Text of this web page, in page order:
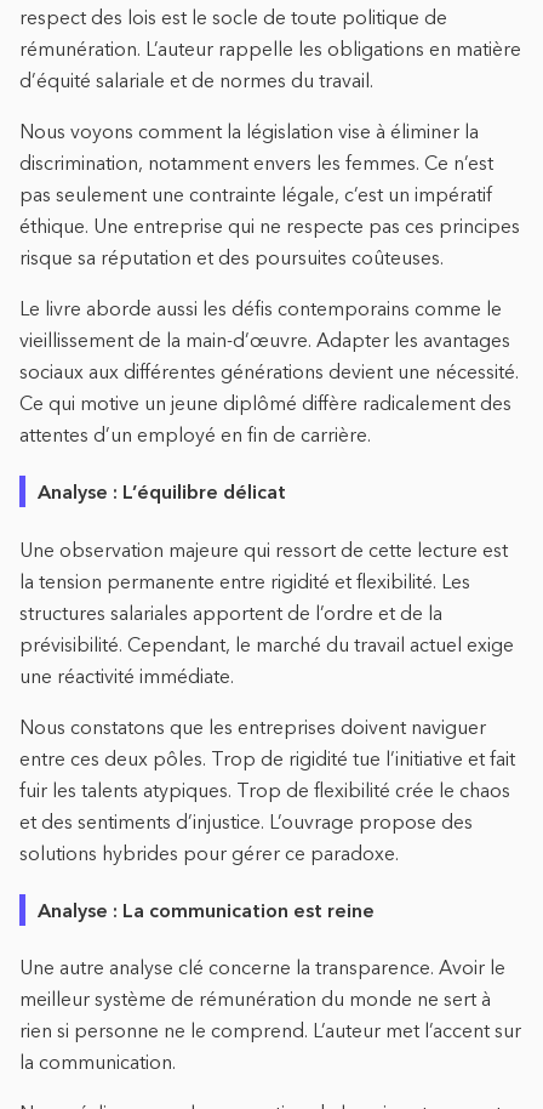
respect des lois est le socle de toute politique de
rémunération. L’auteur rappelle les obligations en matière
d’équité salariale et de normes du travail.
Nous voyons comment la législation vise à éliminer la
discrimination, notamment envers les femmes. Ce n’est
pas seulement une contrainte légale, c’est un impératif
éthique. Une entreprise qui ne respecte pas ces principes
risque sa réputation et des poursuites coûteuses.
Le livre aborde aussi les défis contemporains comme le
vieillissement de la main-d’œuvre. Adapter les avantages
sociaux aux différentes générations devient une nécessité.
Ce qui motive un jeune diplômé diffère radicalement des
attentes d’un employé en fin de carrière.
Analyse : L’équilibre délicat
Une observation majeure qui ressort de cette lecture est
la tension permanente entre rigidité et flexibilité. Les
structures salariales apportent de l’ordre et de la
prévisibilité. Cependant, le marché du travail actuel exige
une réactivité immédiate.
Nous constatons que les entreprises doivent naviguer
entre ces deux pôles. Trop de rigidité tue l’initiative et fait
fuir les talents atypiques. Trop de flexibilité crée le chaos
et des sentiments d’injustice. L’ouvrage propose des
solutions hybrides pour gérer ce paradoxe.
Analyse : La communication est reine
Une autre analyse clé concerne la transparence. Avoir le
meilleur système de rémunération du monde ne sert à
rien si personne ne le comprend. L’auteur met l’accent sur
la communication.